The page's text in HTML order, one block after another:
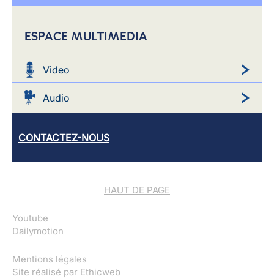
ESPACE MULTIMEDIA
Video
Audio
CONTACTEZ-NOUS
HAUT DE PAGE
Youtube
Dailymotion
Mentions légales
Site réalisé par Ethicweb